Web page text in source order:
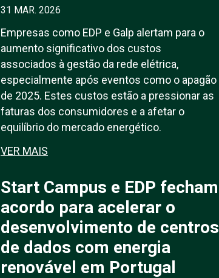
31 MAR. 2026
Empresas como EDP e Galp alertam para o
aumento significativo dos custos
associados à gestão da rede elétrica,
especialmente após eventos como o apagão
de 2025. Estes custos estão a pressionar as
faturas dos consumidores e a afetar o
equilíbrio do mercado energético.
VER MAIS
Start Campus e EDP fecham
acordo para acelerar o
desenvolvimento de centros
de dados com energia
renovável em Portugal